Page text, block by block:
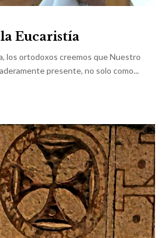
Eucaristía
los ortodoxos creemos que Nuestro
presente, no solo como...